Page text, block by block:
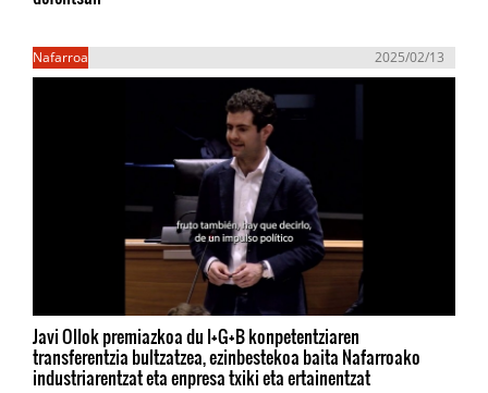
Nafarroa 2025/02/13
Javi Ollok premiazkoa du I+G+B konpetentziaren
transferentzia bultzatzea, ezinbestekoa baita Nafarroako
industriarentzat eta enpresa txiki eta ertainentzat